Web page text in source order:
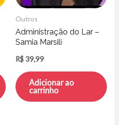
Outros
Administração do Lar –
Samia Marsili
R$ 39,99
Adicionar ao
carrinho